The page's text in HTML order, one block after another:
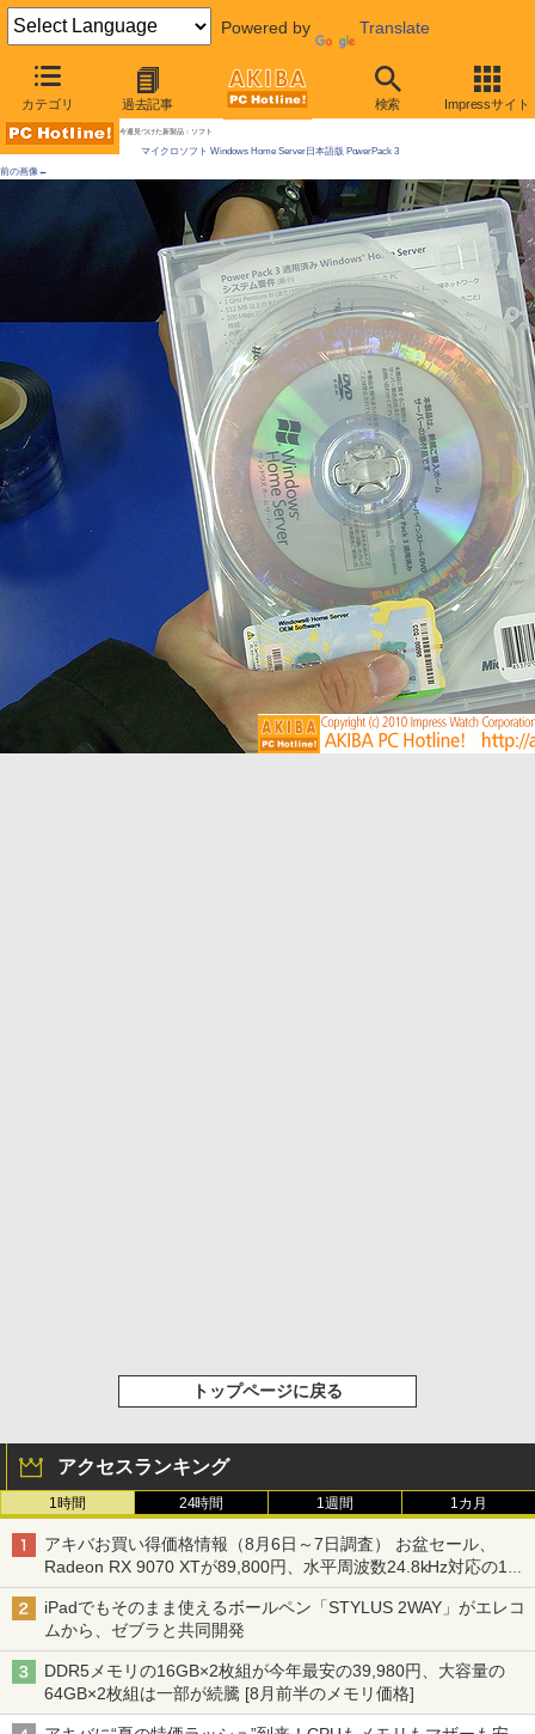
Powered by Translate
カテゴリ 過去記事 検索 Impressサイト
AKIBA PC Hotline! 2010年1月23日号
Windows Home Server最新版が発売、Win7対応
今週見つけた新製品：ソフト
マイクロソフト Windows Home Server日本語版 PowerPack 3
前の画像←
トップページに戻る
アクセスランキング
1時間 24時間 1週間 1カ月
アキバお買い得価格情報（8月6日～7日調査） お盆セール、
Radeon RX 9070 XTが89,800円、水平周波数24.8kHz対応の17
型モニターが9,801円、暑さ指数連動セール ほか
iPadでもそのまま使えるボールペン「STYLUS 2WAY」がエレコ
ムから、ゼブラと共同開発
DDR5メモリの16GB×2枚組が今年最安の39,980円、大容量の
64GB×2枚組は一部が続騰 [8月前半のメモリ価格]